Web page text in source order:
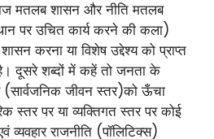
मतलब शासन और नीति मतलब
पर उचित कार्य करने की कला)
शासन करना या विशेष उद्देश्य को प्राप्त
दूसरे शब्दों में कहें तो जनता के
(सार्वजनिक जीवन स्तर)को ऊँचा
स्तर पर या व्यक्तिगत स्तर पर कोई
व्यवहार राजनीति (पॉलिटिक्स)